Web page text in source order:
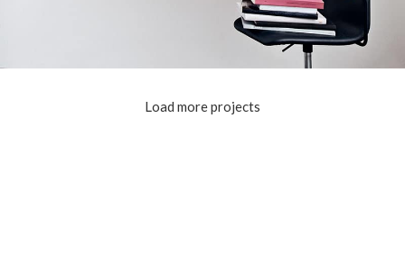
Lighting
Venenatis nam phasellus
Load more projects